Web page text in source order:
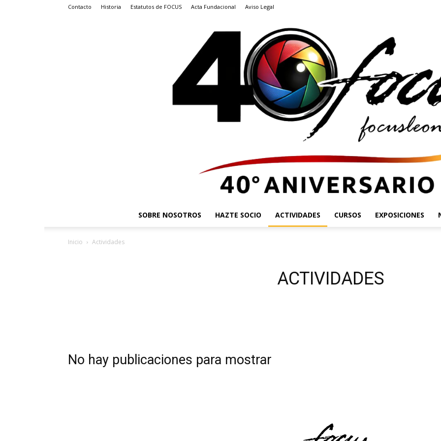
Contacto Historia Estatutos de FOCUS Acta Fundacional Aviso Legal
SOBRE NOSOTROS HAZTE SOCIO ACTIVIDADES CURSOS EXPOSICIONES
Inicio Actividades
ACTIVIDADES
No hay publicaciones para mostrar